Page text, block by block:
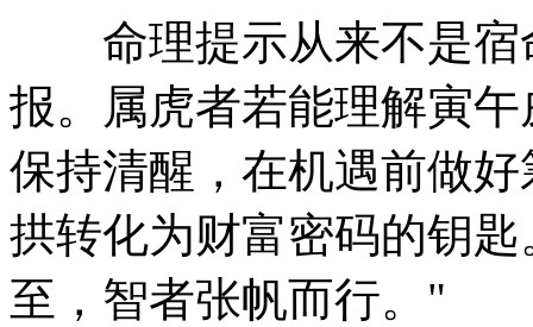
命理提示从来不是宿
报。属虎者若能理解寅
保持清醒，在机遇前做
拱转化为财富密码的钥
至，智者张帆而行。"